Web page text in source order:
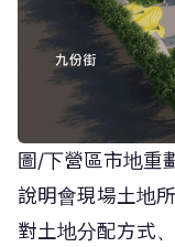
圖/下營區市地重
說明會現場土地
對土地分配方式